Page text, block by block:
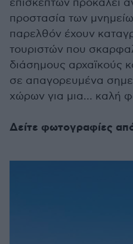
επισκεπτών προκαλεί
προστασία των
παρελθόν έχουν
τουριστών που
διάσημους αρχαϊκούς
σε απαγορευμένα
χώρων για μια… καλή
Δείτε φωτογραφίες